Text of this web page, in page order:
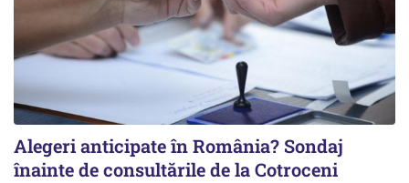
Alegeri anticipate în România? Sondaj
înainte de consultările de la Cotroceni